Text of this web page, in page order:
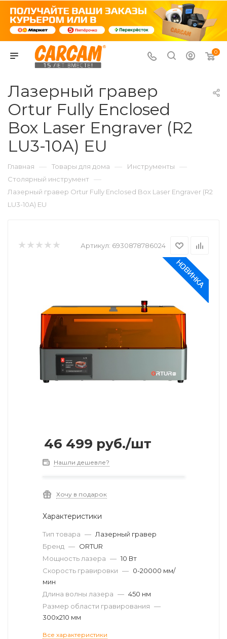
0
Лазерный гравер
Ortur Fully Enclosed
Box Laser Engraver (R2
LU3-10A) EU
Главная — Товары для дома — Инструменты —
Столярный инструмент —
Лазерный гравер Ortur Fully Enclosed Box Laser Engraver (R2
LU3-10A) EU
Артикул: 6930878786024
46 499 руб./шт
Нашли дешевле?
Хочу в подарок
Характеристики
Тип товара — Лазерный гравер
Бренд — ORTUR
Мощность лазера — 10 Вт
Скорость гравировки — 0-20000 мм/
мин
Длина волны лазера — 450 нм
Размер области гравирования —
300х210 мм
Все характеристики